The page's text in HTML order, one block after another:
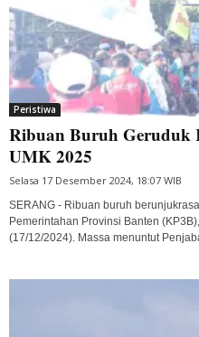
Peristiwa
Ribuan Buruh Geruduk
UMK 2025
Selasa 17 Desember 2024, 18:07 WIB
SERANG - Ribuan buruh
Pemerintahan Provinsi Banten
(17/12/2024). Massa menuntut